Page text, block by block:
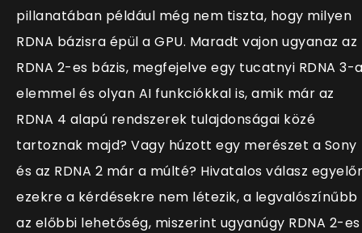
pillanatában például még nem tiszta, hogy milyen
RDNA bázisra épül a GPU. Maradt vajon ugyanaz az
RDNA 2-es bázis, megfejelve egy tucatnyi RDNA 3-
elemmel és olyan AI funkciókkal is, amik már az
RDNA 4 alapú rendszerek tulajdonságai közé
tartoznak majd? Vagy húzott egy merészet a Sony
és az RDNA 2 már a múlté? Hivatalos válasz
ezekre a kérdésekre nem létezik, a legvalószínűbb
az előbbi lehetőség, miszerint ugyanúgy RDNA 2-es